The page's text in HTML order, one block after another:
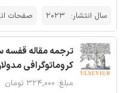
سال انتشار: 2023 صفحات
ترجمه مقاله قفسه
کروماتوگرافی
مبلغ: ۳۲۴,۰۰۰ تومان